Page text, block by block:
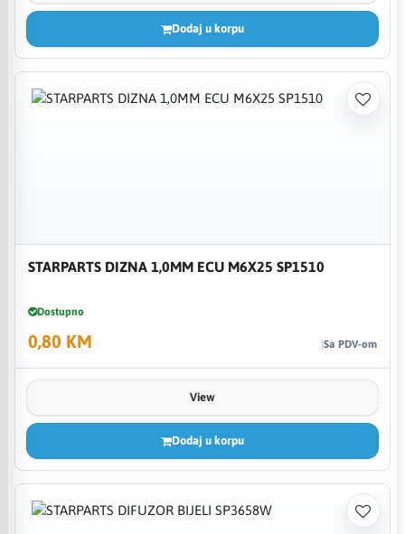
Dodaj u korpu
STARPARTS DIZNA 1,0MM ECU M6X25 SP1510
Dostupno
0,80 KM Sa PDV-om
View
Dodaj u korpu